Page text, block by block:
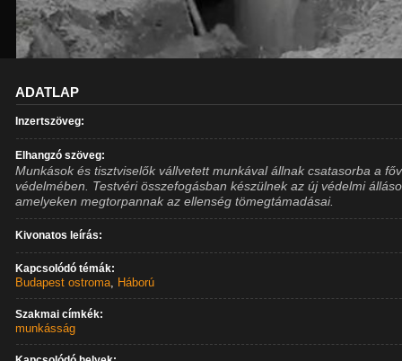
ADATLAP
Inzertszöveg:
Elhangzó szöveg:
Munkások és tisztviselők vállvetett munkával állnak csatasorba a
védelmében. Testvéri összefogásban készülnek az új védelmi
amelyeken megtorpannak az ellenség tömegtámadásai.
Kivonatos leírás:
Kapcsolódó témák:
Budapest ostroma, Háború
Szakmai címkék:
munkásság